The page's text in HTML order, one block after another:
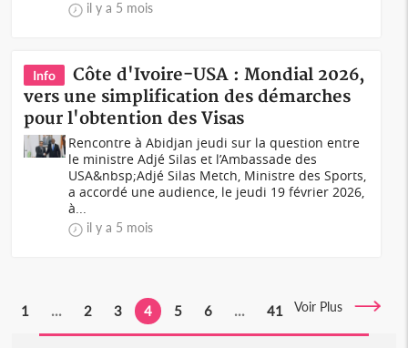
il y a 5 mois
Info
Côte d'Ivoire-USA : Mondial 2026,
vers une simplification des démarches
pour l'obtention des Visas
Rencontre à Abidjan jeudi sur la question entre
le ministre Adjé Silas et l’Ambassade des
USA&nbsp;Adjé Silas Metch, Ministre des Sports,
a accordé une audience, le jeudi 19 février 2026,
à...
il y a 5 mois
1 ... 2 3 4 5 6 ... 41 Voir Plus